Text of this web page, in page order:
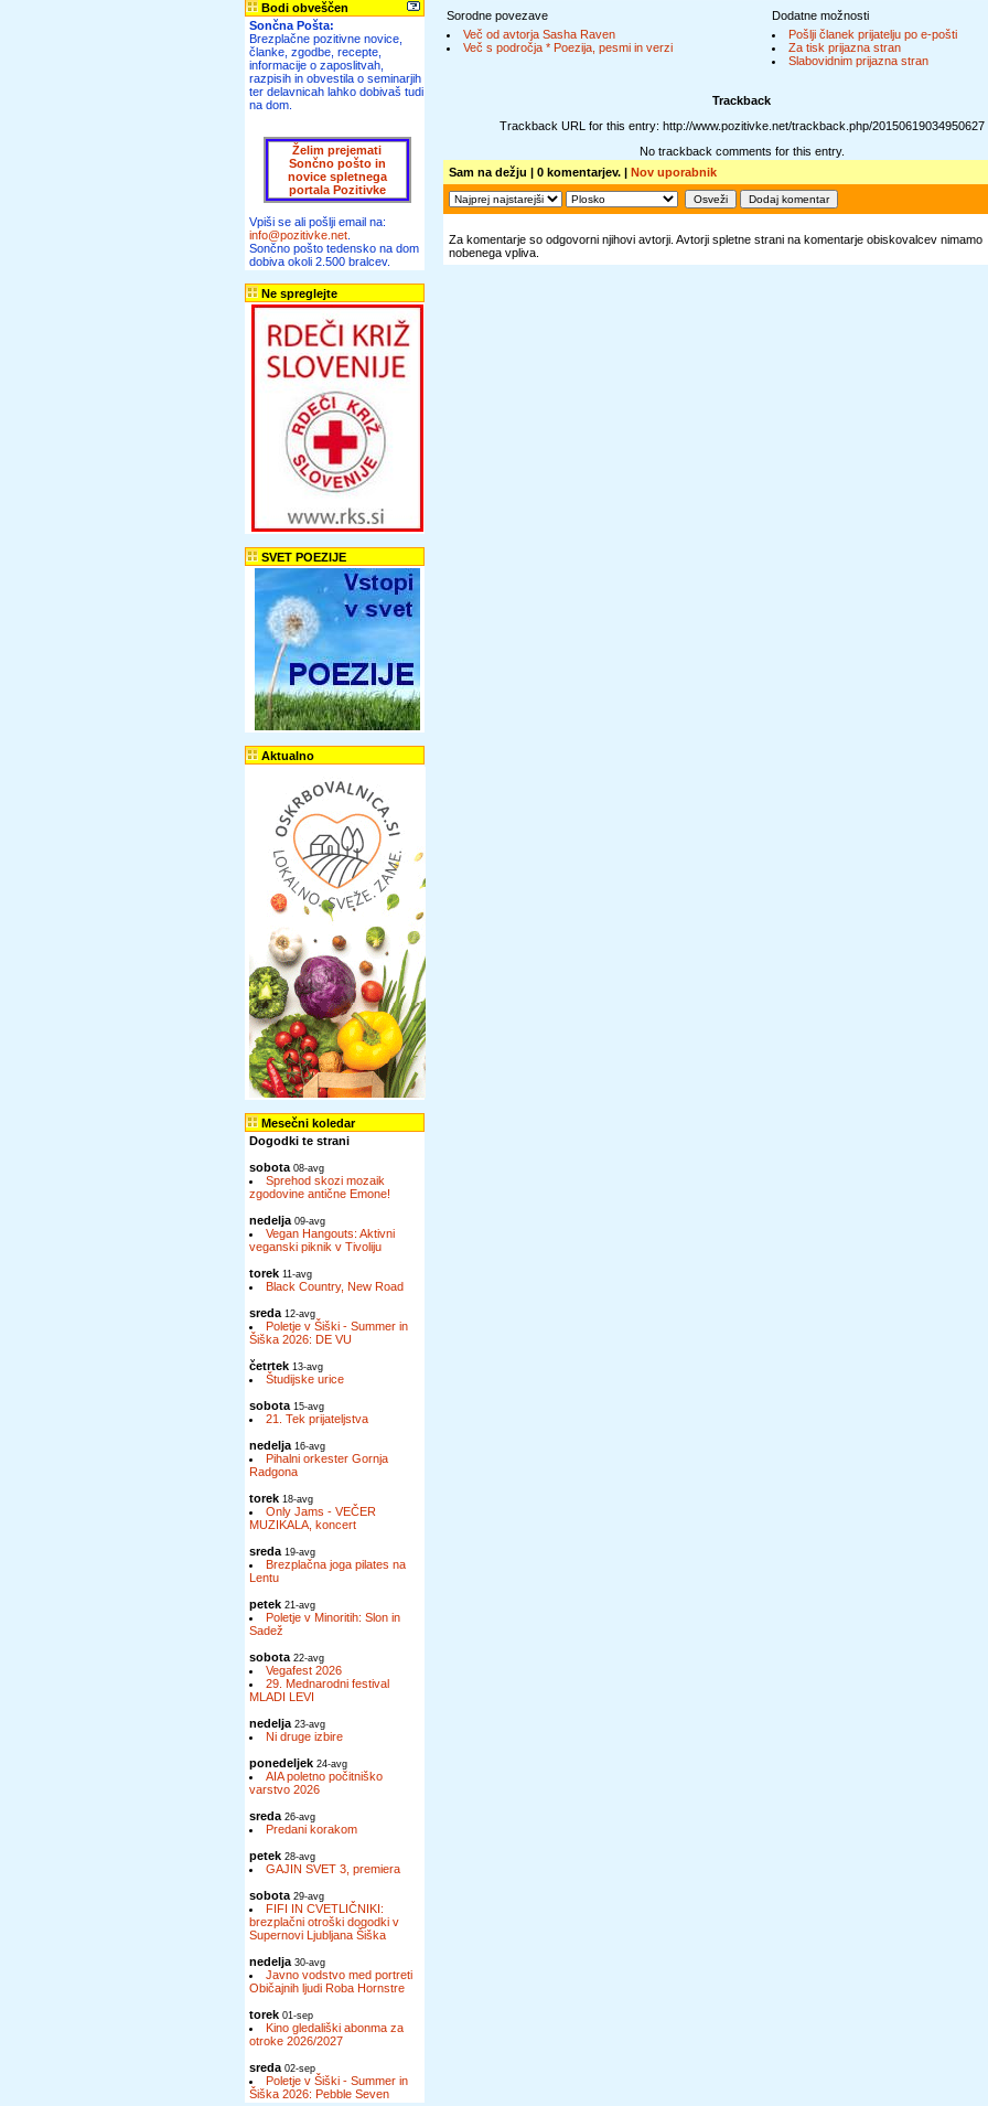
Bodi obveščen
Sončna Pošta:
Brezplačne pozitivne novice,
članke, zgodbe, recepte,
informacije o zaposlitvah,
razpisih in obvestila o seminarjih
ter delavnicah lahko dobivaš tudi
na dom.
Želim prejemati
Sončno pošto in
novice spletnega
portala Pozitivke
Vpiši se ali pošlji email na:
info@pozitivke.net
Sončno pošto tedensko na dom
dobiva okoli 2.500 bralcev.
Ne spreglejte
SVET POEZIJE
Aktualno
Mesečni koledar
Dogodki te strani
sobota 08-avg
Sprehod skozi mozaik
zgodovine antične Emone!
nedelja 09-avg
Vegan Hangouts: Aktivni
veganski piknik v Tivoliju
torek 11-avg
Black Country, New Road
sreda 12-avg
Poletje v Šiški - Summer in
Šiška 2026: DE VU
četrtek 13-avg
Študijske urice
sobota 15-avg
21. Tek prijateljstva
nedelja 16-avg
Pihalni orkester Gornja
Radgona
torek 18-avg
Only Jams - VEČER
MUZIKALA, koncert
sreda 19-avg
Brezplačna joga pilates na
Lentu
petek 21-avg
Poletje v Minoritih: Slon in
Sadež
sobota 22-avg
Vegafest 2026
29. Mednarodni festival
MLADI LEVI
nedelja 23-avg
Ni druge izbire
ponedeljek 24-avg
AIA poletno počitniško
varstvo 2026
sreda 26-avg
Predani korakom
petek 28-avg
GAJIN SVET 3, premiera
sobota 29-avg
FIFI IN CVETLIČNIKI:
brezplačni otroški dogodki v
Supernovi Ljubljana Šiška
nedelja 30-avg
Javno vodstvo med portreti
Običajnih ljudi Roba Hornstre
torek 01-sep
Kino gledališki abonma za
otroke 2026/2027
sreda 02-sep
Poletje v Šiški - Summer in
Šiška 2026: Pebble Seven
Sorodne povezave
Več od avtorja Sasha Raven
Več s področja * Poezija, pesmi in verzi
Dodatne možnosti
Pošlji članek prijatelju po e-pošti
Za tisk prijazna stran
Slabovidnim prijazna stran
Trackback
Trackback URL for this entry: http://www.pozitivke.net/trackback.php/20150619034950627
No trackback comments for this entry.
Sam na dežju | 0 komentarjev. | Nov uporabnik
Za komentarje so odgovorni njihovi avtorji. Avtorji spletne strani na komentarje obiskovalcev nimamo
nobenega vpliva.